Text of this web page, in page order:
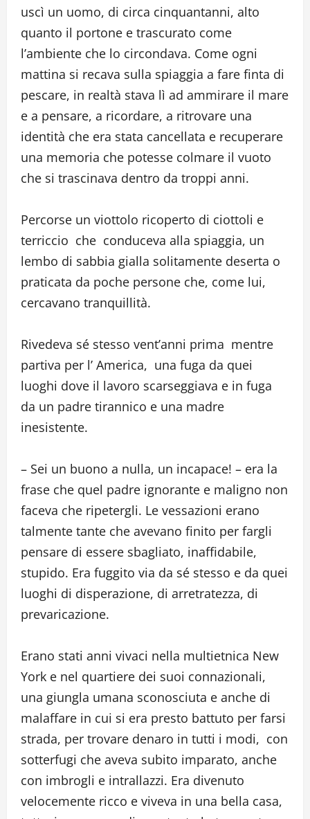
uscì un uomo, di circa cinquantanni, alto
quanto il portone e trascurato come
l’ambiente che lo circondava. Come ogni
mattina si recava sulla spiaggia a fare finta di
pescare, in realtà stava lì ad ammirare il mare
e a pensare, a ricordare, a ritrovare una
identità che era stata cancellata e recuperare
una memoria che potesse colmare il vuoto
che si trascinava dentro da troppi anni.
Percorse un viottolo ricoperto di ciottoli e
terriccio che conduceva alla spiaggia, un
lembo di sabbia gialla solitamente deserta o
praticata da poche persone che, come lui,
cercavano tranquillità.
Rivedeva sé stesso vent’anni prima mentre
partiva per l’ America, una fuga da quei
luoghi dove il lavoro scarseggiava e in fuga
da un padre tirannico e una madre
inesistente.
– Sei un buono a nulla, un incapace! – era la
frase che quel padre ignorante e maligno non
faceva che ripetergli. Le vessazioni erano
talmente tante che avevano finito per fargli
pensare di essere sbagliato, inaffidabile,
stupido. Era fuggito via da sé stesso e da quei
luoghi di disperazione, di arretratezza, di
prevaricazione.
Erano stati anni vivaci nella multietnica New
York e nel quartiere dei suoi connazionali,
una giungla umana sconosciuta e anche di
malaffare in cui si era presto battuto per farsi
strada, per trovare denaro in tutti i modi, con
sotterfugi che aveva subito imparato, anche
con imbrogli e intrallazzi. Era divenuto
velocemente ricco e viveva in una bella casa,